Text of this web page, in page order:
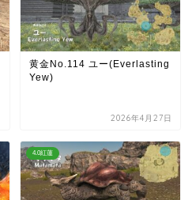
黄金No.114 ユー(Everlasting
Yew)
2026年4月27日
4.0紅蓮